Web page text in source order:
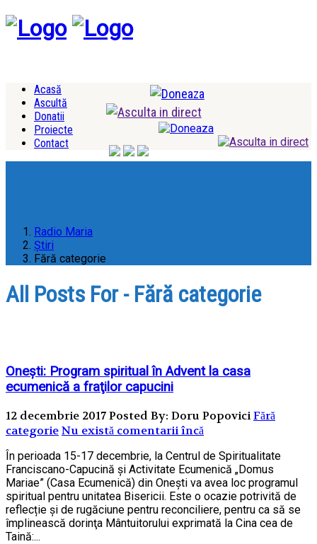
Acasă
Ascultă
Donatii
Proiecte
Contact
Radio Maria
Ştiri
Fără categorie
All Posts For - Fără categorie
Oneşti: Program spiritual în Advent la casa
ecumenică a fraţilor capucini
12 decembrie 2017Posted By: Doru PopoviciFără
categorieNu există comentarii încă
În perioada 15-17 decembrie, la Centrul de Spiritualitate
Franciscano-Capucină şi Activitate Ecumenică „Domus
Mariae” (Casa Ecumenică) din Oneşti va avea loc programul
spiritual pentru unitatea Bisericii. Este o ocazie potrivită de
reflecție şi de rugăciune pentru reconciliere, pentru ca să se
împlinească dorinţa Mântuitorului exprimată la Cina cea de
Taină:...